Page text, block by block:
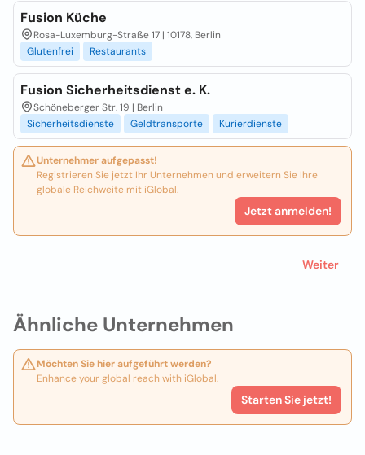
Ähnliche Unternehmen
Möchten Sie hier aufgeführt werden?
Enhance your global reach with iGlobal.
Starten Sie jetzt!
Fusion Küche
Rosa-Luxemburg-Straße 17 | 10178, Berlin
Glutenfrei
Restaurants
Fusion Sicherheitsdienst e. K.
Schöneberger Str. 19 | Berlin
Sicherheitsdienste
Geldtransporte Kurierdienste
Unternehmer aufgepasst!
Registrieren Sie jetzt Ihr Unternehmen und erweitern Sie Ihre
globale Reichweite mit iGlobal.
Jetzt anmelden!
Weiter